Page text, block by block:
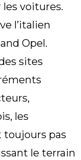
les voitures.
l’italien
Opel.
sites
les
pas
le terrain